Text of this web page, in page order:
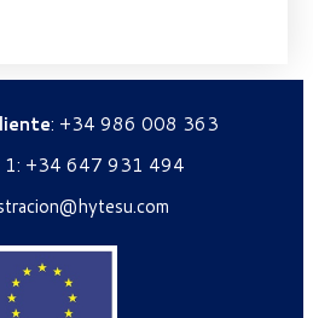
: +34 986 008 363
1: +34 647 931 494